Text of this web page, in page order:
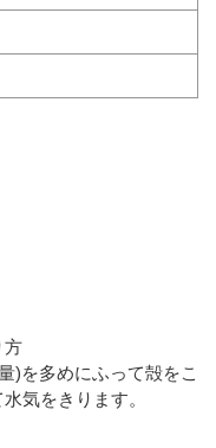
方
)を多めにふって殻をこ
気をきります。